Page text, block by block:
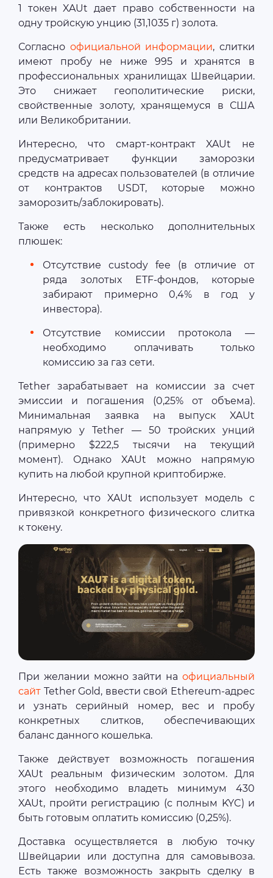
1 токен XAUt дает право собственности на
одну тройскую унцию (31,1035 г) золота.
Согласно официальной информации, слитки
имеют пробу не ниже 995 и хранятся в
профессиональных хранилищах Швейцарии.
Это снижает геополитические риски,
свойственные золоту, хранящемуся в США
или Великобритании.
Интересно, что смарт-контракт XAUt не
предусматривает функции заморозки
средств на адресах пользователей (в отличие
от контрактов USDT, которые можно
заморозить/заблокировать).
Также есть несколько дополнительных
плюшек:
Отсутствие custody fee (в отличие от
ряда золотых ETF-фондов, которые
забирают примерно 0,4% в год у
инвестора).
Отсутствие комиссии протокола —
необходимо оплачивать только
комиссию за газ сети.
Tether зарабатывает на комиссии за счет
эмиссии и погашения (0,25% от объема).
Минимальная заявка на выпуск XAUt
напрямую у Tether — 50 тройских унций
(примерно $222,5 тысячи на текущий
момент). Однако XAUt можно напрямую
купить на любой крупной криптобирже.
Интересно, что XAUt использует модель с
привязкой конкретного физического слитка
к токену.
При желании можно зайти на официальный
сайт Tether Gold, ввести свой Ethereum-адрес
и узнать серийный номер, вес и пробу
конкретных слитков, обеспечивающих
баланс данного кошелька.
Также действует возможность погашения
XAUt реальным физическим золотом. Для
этого необходимо владеть минимум 430
XAUt, пройти регистрацию (с полным KYC) и
быть готовым оплатить комиссию (0,25%).
Доставка осуществляется в любую точку
Швейцарии или доступна для самовывоза.
Есть также возможность закрыть сделку в